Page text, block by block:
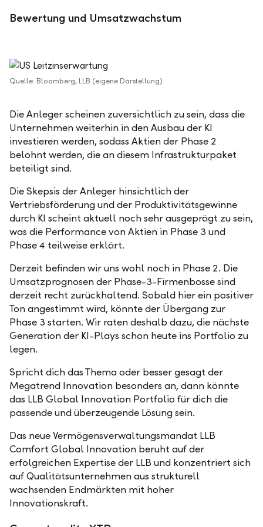
Bewertung und Umsatzwachstum
Quelle: Bloomberg, LLB (eigene Darstellung)
Die Anleger scheinen zuversichtlich zu sein, dass die
Unternehmen weiterhin in den Ausbau der KI
investieren werden, sodass Aktien der Phase 2
belohnt werden, die an diesem Infrastrukturpaket
beteiligt sind.
Die Skepsis der Anleger hinsichtlich der
Vertriebsförderung und der Produktivitätsgewinne
durch KI scheint aktuell noch sehr ausgeprägt zu sein,
was die Performance von Aktien in Phase 3 und
Phase 4 teilweise erklärt.
Derzeit befinden wir uns wohl noch in Phase 2. Die
Umsatzprognosen der Phase-3-Firmenbosse sind
derzeit recht zurückhaltend. Sobald hier ein positiver
Ton angestimmt wird, könnte der Übergang zur
Phase 3 starten. Wir raten deshalb dazu, die nächste
Generation der KI-Plays schon heute ins Portfolio zu
legen.
Spricht dich das Thema oder besser gesagt der
Megatrend Innovation besonders an, dann könnte
das LLB Global Innovation Portfolio für dich die
passende und überzeugende Lösung sein.
Das neue Vermögensverwaltungsmandat LLB
Comfort Global Innovation beruht auf der
erfolgreichen Expertise der LLB und konzentriert sich
auf Qualitätsunternehmen aus strukturell
wachsenden Endmärkten mit hoher
Innovationskraft.